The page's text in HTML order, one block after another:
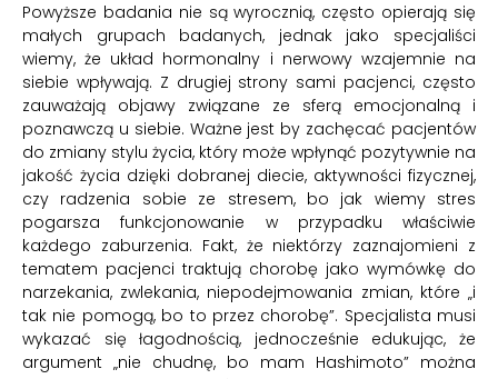
Powyższe badania nie są wyrocznią, często opierają się
małych grupach badanych, jednak jako specjaliści
wiemy, że układ hormonalny i nerwowy wzajemnie na
siebie wpływają. Z drugiej strony sami pacjenci, często
zauważają objawy związane ze sferą emocjonalną i
poznawczą u siebie. Ważne jest by zachęcać pacjentów
do zmiany stylu życia, który może wpłynąć pozytywnie na
jakość życia dzięki dobranej diecie, aktywności fizycznej,
czy radzenia sobie ze stresem, bo jak wiemy stres
pogarsza funkcjonowanie w przypadku właściwie
każdego zaburzenia. Fakt, że niektórzy zaznajomieni z
tematem pacjenci traktują chorobę jako wymówkę do
narzekania, zwlekania, niepodejmowania zmian, które „i
tak nie pomogą, bo to przez chorobę”. Specjalista musi
wykazać się łagodnością, jednocześnie edukując, że
argument „nie chudnę, bo mam Hashimoto” można